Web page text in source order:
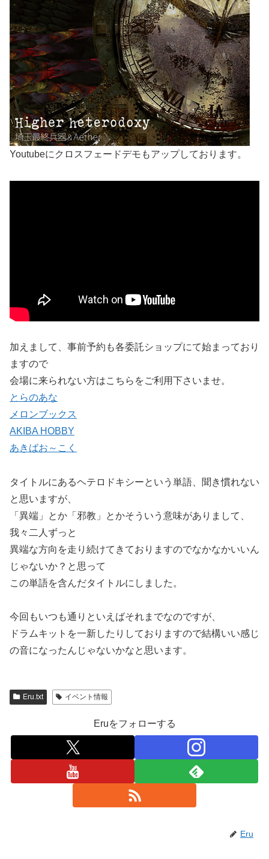
Youtubeにクロスフェードデモもアップしております。
加えまして、事前予約も各委託ショップにて始まっており
ますので
会場に来られない方はこちらをご利用下さいませ。
とらのあな
メロンブックス
AKIBA HOBBY
あきばお～こく
タイトルにあるヘテロドキシーという単語、聞き慣れない
と思いますが、
「異端」とか「邪教」とかそういう意味がありまして、
我々二人ずっと
異端な方向を走り続けてきておりますのでなかなかいいん
じゃないか？と思って
この単語を含んだタイトルにしました。
今回もいつも通りといえばそれまでなのですが、
ドラムキットを一新したりしておりますので結構いい感じ
の音になったんじゃないかなと思います。
Eru.txt イベント情報
Eruをフォローする
Eru